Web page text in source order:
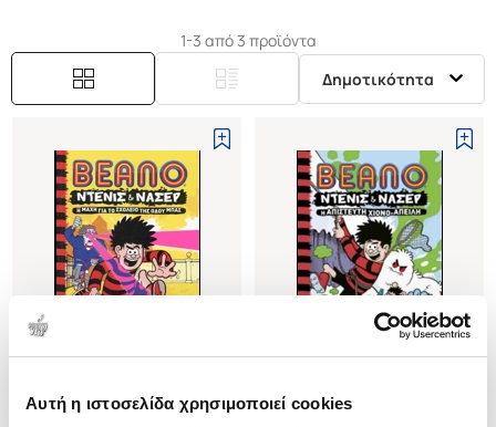
Αυτή η ιστοσελίδα χρησιμοποιεί cookies
1-3 από 3 προϊόντα
Δημοτικότητα
(0 )